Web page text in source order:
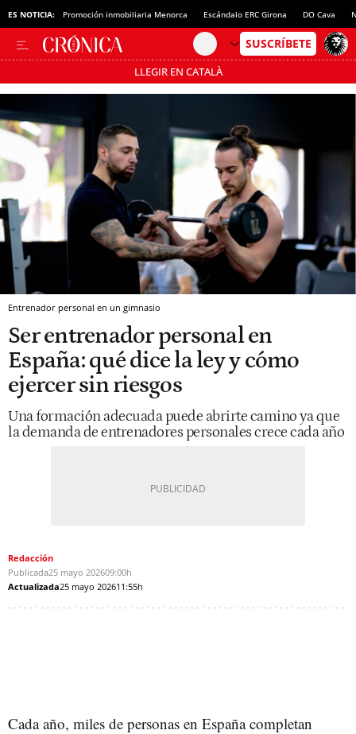
ES NOTICIA: Promoción inmobiliaria Menorca Escándalo ERC Girona DO Cava
LLEGIR EN CATALÀ
Pásate al MODO AHORRO
Entrenador personal en un gimnasio
Ser entrenador personal en
España: qué dice la ley y cómo
ejercer sin riesgos
Una formación adecuada puede abrirte camino ya que
la demanda de entrenadores personales crece cada año
Redacción
Publicada25 mayo 202609:00h
Actualizada25 mayo 202611:55h
Cada año, miles de personas en España completan